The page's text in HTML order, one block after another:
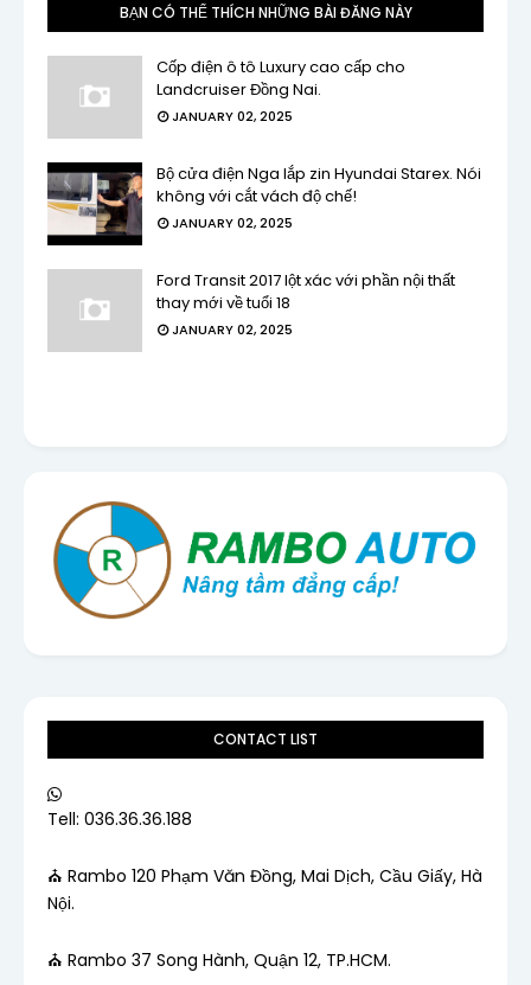
BẠN CÓ THỂ THÍCH NHỮNG BÀI ĐĂNG NÀY
Cốp điện ô tô Luxury cao cấp cho
Landcruiser Đồng Nai.
JANUARY 02, 2025
Bộ cửa điện Nga lắp zin Hyundai Starex. Nói
không với cắt vách độ chế!
JANUARY 02, 2025
Ford Transit 2017 lột xác với phần nội thất
thay mới về tuổi 18
JANUARY 02, 2025
CONTACT LIST
Tell: 036.36.36.188
⛪ Rambo 120 Phạm Văn Đồng, Mai Dịch, Cầu Giấy, Hà
Nội.
⛪ Rambo 37 Song Hành, Quận 12, TP.HCM.